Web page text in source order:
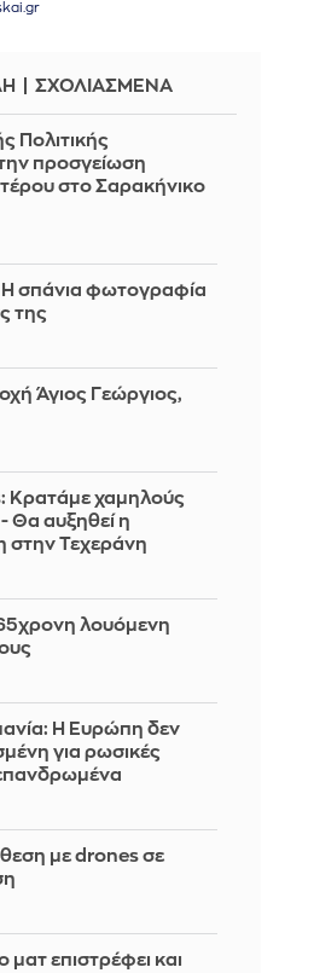
ΣΧΟΛΙΑΣΜΕΝΑ
Πολιτικής
προσγείωση
στο Σαρακήνικο
σπάνια φωτογραφία
της
Άγιος Γεώργιος,
Κρατάμε χαμηλούς
Θα αυξηθεί η
στην Τεχεράνη
λουόμενη
Η Ευρώπη δεν
για ρωσικές
με drones σε
ματ επιστρέφει και